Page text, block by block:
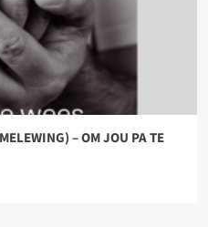
– OM JOU PA TE